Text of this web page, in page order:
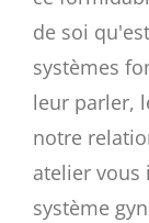
de soi
systèmes
leur parler,
notre
atelier vous
système